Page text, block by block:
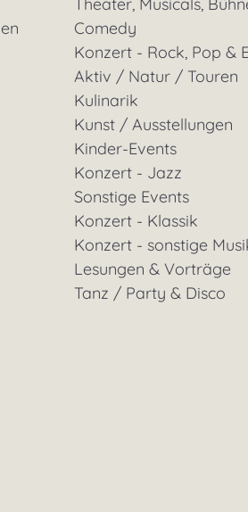
Comedy
Konzert - Rock, Pop &
Aktiv / Natur / Touren
Kulinarik
Kunst / Ausstellungen
Kinder-Events
Konzert - Jazz
Sonstige Events
Konzert - Klassik
Konzert - sonstige
Lesungen & Vorträge
Tanz / Party & Disco